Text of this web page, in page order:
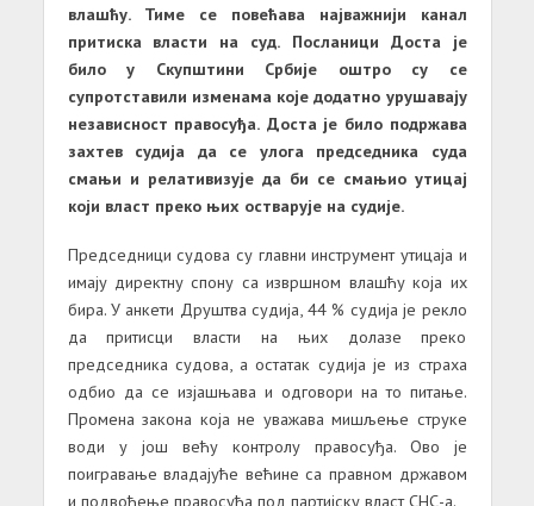
влашћу. Тиме се повећава најважнији канал
притиска власти на суд. Посланици Доста је
било у Скупштини Србије оштро су се
супротставили изменама које додатно урушавају
независност правосуђа. Доста је било подржава
захтев судија да се улога председника суда
смањи и релативизује да би се смањио утицај
који власт преко њих остварује на судије.
Председници судова су главни инструмент утицаја и
имају директну спону са извршном влашћу која их
бира. У анкети Друштва судија, 44 % судија је рекло
да притисци власти на њих долазе преко
председника судова, а остатак судија је из страха
одбио да се изјашњава и одговори на то питање.
Промена закона која не уважава мишљење струке
води у још већу контролу правосуђа. Ово је
поигравање владајуће већине са правном државом
и подвођење правосуђа под партијску власт СНС-а.